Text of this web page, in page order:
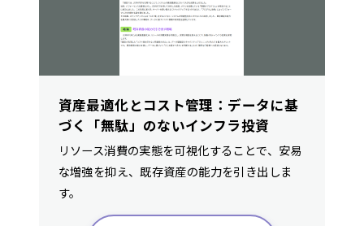
資産最適化とコスト管理：データに基
づく「無駄」のないインフラ投資
リソース消費の実態を可視化することで、安易
な増強を抑え、既存資産の能力を引き出しま
す。